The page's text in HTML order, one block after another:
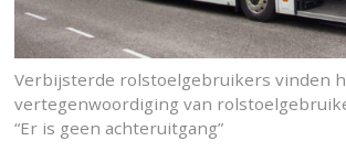
Verbijsterde rolstoelgebruikers vinden
vertegenwoordiging van
“Er is geen achteruitgang”